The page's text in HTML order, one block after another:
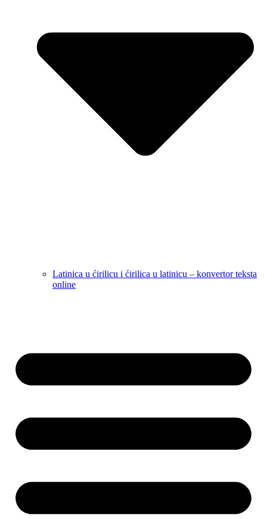
Latinica u ćirilicu i ćirilica u latinicu – konvertor teksta
online